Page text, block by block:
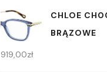
CHLOE
BRĄZOWE
919,00zł